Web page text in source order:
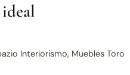
Interiorismo, Muebles Toro